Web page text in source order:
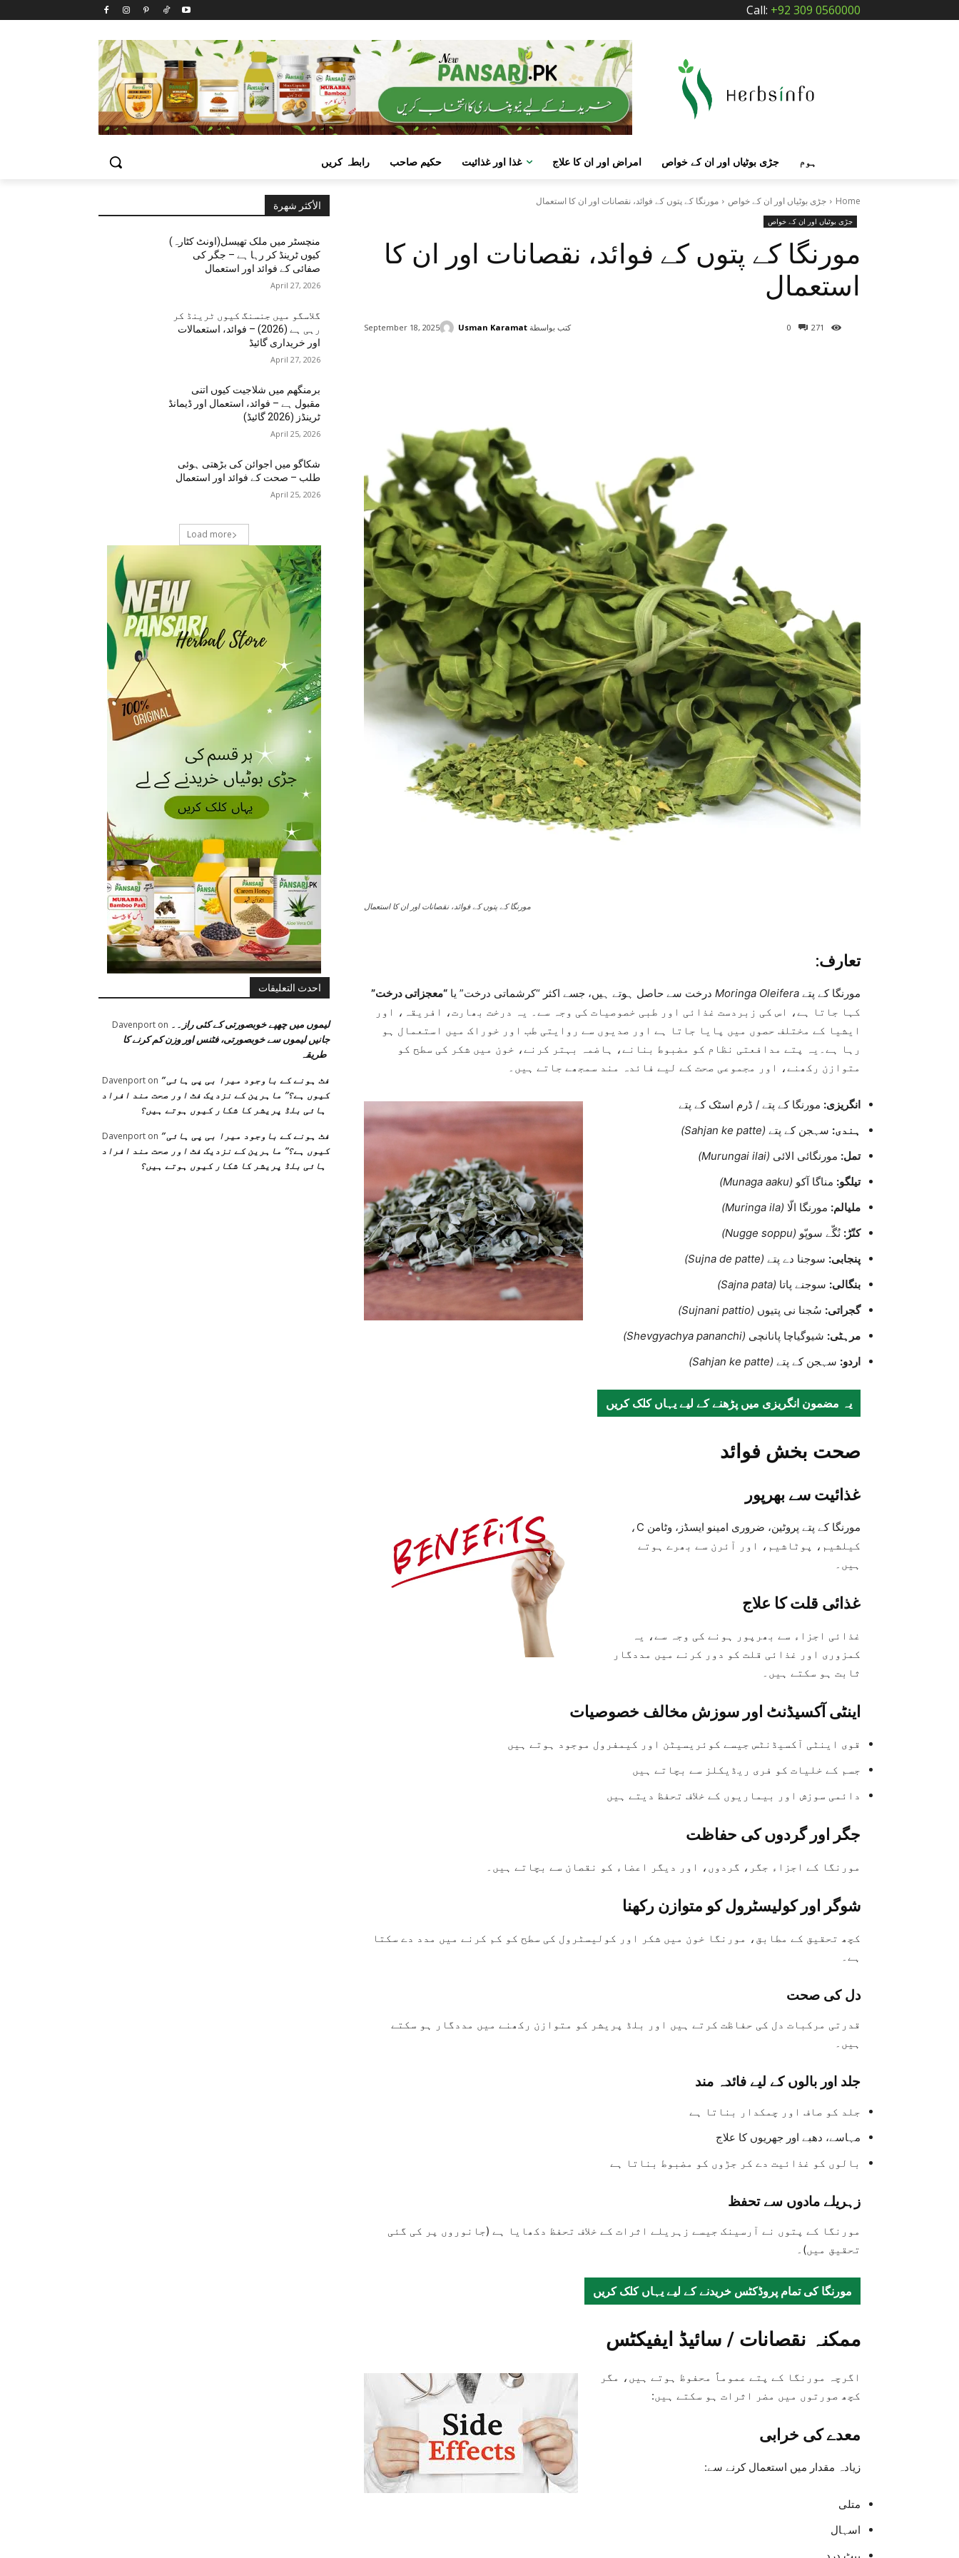
Call: +92 309 0560000
رابطہ کریں حکیم صاحب غذا اور غذائیت امراض اور ان کا علاج جڑی بوٹیاں اور ان کے خواص ہوم
Home جڑی بوٹیاں اور ان کے خواص مورنگا کے پتوں کے فوائد، نقصانات اور ان کا استعمال
جڑی بوٹیاں اور ان کے خواص
مورنگا کے پتوں کے فوائد، نقصانات اور ان کا
استعمال
0 271
September 18, 2025 كتب بواسطة Usman Karamat
مورنگا کے پتوں کے فوائد، نقصانات اور ان کا استعمال
تعارف:
مورنگا کے پتے Moringa Oleifera درخت سے حاصل ہوتے ہیں، جسے اکثر “کرشماتی درخت” یا “معجزاتی درخت”
کہا جاتا ہے، اس کی زبردست غذائی اور طبی خصوصیات کی وجہ سے۔ یہ درخت بھارت، افریقہ، اور
ایشیا کے مختلف حصوں میں پایا جاتا ہے اور صدیوں سے روایتی طب اور خوراک میں استعمال ہو
رہا ہے۔یہ پتے مدافعتی نظام کو مضبوط بنانے، ہاضمہ بہتر کرنے، خون میں شکر کی سطح کو
متوازن رکھنے، اور مجموعی صحت کے لیے فائدہ مند سمجھے جاتے ہیں۔
انگریزی: مورنگا کے پتے / ڈرم اسٹک کے پتے
ہندی: سہجن کے پتے (Sahjan ke patte)
تمل: مورنگائی الائی (Murungai ilai)
تیلگو: مناگا آکو (Munaga aaku)
ملیالم: مورنگا الّا (Muringa ila)
کنّڑ: نُگّے سوپّو (Nugge soppu)
پنجابی: سوجنا دے پتے (Sujna de patte)
بنگالی: سوجنے پاتا (Sajna pata)
گجراتی: سُجنا نی پتیوں (Sujnani pattio)
مرہٹی: شیوگیاچا پانانچی (Shevgyachya pananchi)
اردو: سہجن کے پتے (Sahjan ke patte)
یہ مضمون انگریزی میں پڑھنے کے لیے یہاں کلک کریں
صحت بخش فوائد
غذائیت سے بھرپور
مورنگا کے پتے پروٹین، ضروری امینو ایسڈز، وٹامن C،
کیلشیم، پوٹاشیم، اور آئرن سے بھرے ہوتے
ہیں۔
غذائی قلت کا علاج
غذائی اجزاء سے بھرپور ہونے کی وجہ سے، یہ
کمزوری اور غذائی قلت کو دور کرنے میں مددگار
ثابت ہو سکتے ہیں۔
اینٹی آکسیڈنٹ اور سوزش مخالف خصوصیات
قوی اینٹی آکسیڈنٹس جیسے کوئریسیٹن اور کیمفرول موجود ہوتے ہیں
جسم کے خلیات کو فری ریڈیکلز سے بچاتے ہیں
دائمی سوزش اور بیماریوں کے خلاف تحفظ دیتے ہیں
جگر اور گردوں کی حفاظت
مورنگا کے اجزاء جگر، گردوں، اور دیگر اعضاء کو نقصان سے بچاتے ہیں۔
شوگر اور کولیسٹرول کو متوازن رکھنا
کچھ تحقیق کے مطابق، مورنگا خون میں شکر اور کولیسٹرول کی سطح کو کم کرنے میں مدد دے سکتا
ہے۔
دل کی صحت
قدرتی مرکبات دل کی حفاظت کرتے ہیں اور بلڈ پریشر کو متوازن رکھنے میں مددگار ہو سکتے
ہیں۔
جلد اور بالوں کے لیے فائدہ مند
جلد کو صاف اور چمکدار بناتا ہے
مہاسے، دھبے اور جھریوں کا علاج
بالوں کو غذائیت دے کر جڑوں کو مضبوط بناتا ہے
زہریلے مادوں سے تحفظ
مورنگا کے پتوں نے آرسینک جیسے زہریلے اثرات کے خلاف تحفظ دکھایا ہے (جانوروں پر کی گئی
تحقیق میں)۔
مورنگا کی تمام پروڈکٹس خریدنے کے لیے یہاں کلک کریں
ممکنہ نقصانات / سائیڈ ایفیکٹس
اگرچہ مورنگا کے پتے عموماً محفوظ ہوتے ہیں، مگر
کچھ صورتوں میں مضر اثرات ہو سکتے ہیں:
معدے کی خرابی
زیادہ مقدار میں استعمال کرنے سے:
متلی
اسہال
الأكثر شهرة
منچسٹر میں ملک تھیسل(اونٹ کٹارہ)
کیوں ٹرینڈ کر رہا ہے – جگر کی
صفائی کے فوائد اور استعمال
April 27, 2026
گلاسگو میں جنسنگ کیوں ٹرینڈ کر
رہی ہے (2026) – فوائد، استعمالات
اور خریداری گائیڈ
April 27, 2026
برمنگھم میں شلاجیت کیوں اتنی
مقبول ہے – فوائد، استعمال اور ڈیمانڈ
ٹرینڈز (2026 گائیڈ)
April 25, 2026
شکاگو میں اجوائن کی بڑھتی ہوئی
طلب – صحت کے فوائد اور استعمال
April 25, 2026
Load more
احدث التعليقات
Davenport on لیموں میں چھپے خوبصورتی کے کئی راز۔۔
جانیں لیموں سے خوبصورتی، فٹنس اور وزن کم کرنے کا
طریقہ
Davenport on ” فٹ ہونے کے باوجود میرا بی پی ہائی
کیوں ہے؟” ماہرین کے نزدیک فٹ اور صحت مند افراد
ہائی بلڈ پریشر کا شکار کیوں ہوتے ہیں؟
Davenport on ” فٹ ہونے کے باوجود میرا بی پی ہائی
کیوں ہے؟” ماہرین کے نزدیک فٹ اور صحت مند افراد
ہائی بلڈ پریشر کا شکار کیوں ہوتے ہیں؟